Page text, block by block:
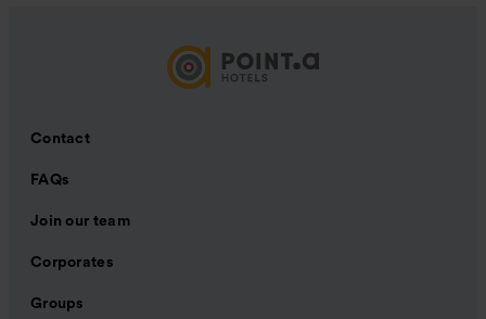
Contact
FAQs
Join our team
Corporates
Groups